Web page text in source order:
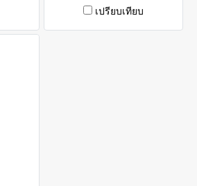
เปรียบเทียบ